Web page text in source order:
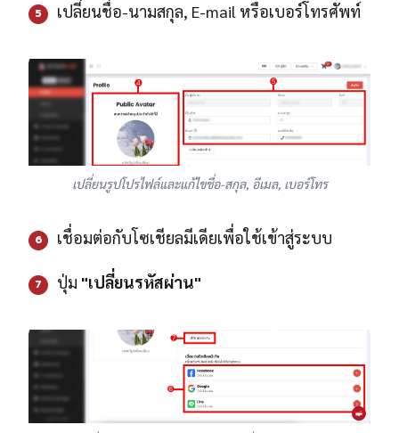
5 เปลี่ยนชื่อ-นามสกุล, E-mail หรือเบอร์โทรศัพท์
เปลี่ยนรูปโปรไฟล์และแก้ไขชื่อ-สกุล, อีเมล, เบอร์โทร
6 เชื่อมต่อกับโซเชียลมีเดียเพื่อใช้เข้าสู่ระบบ
7 ปุ่ม "เปลี่ยนรหัสผ่าน"